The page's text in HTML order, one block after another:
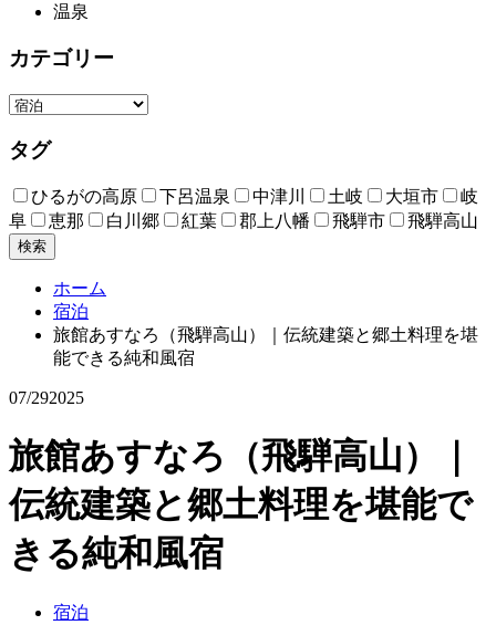
温泉
カテゴリー
タグ
ひるがの高原 下呂温泉 中津川 土岐 大垣市
岐
阜
恵那 白川郷 紅葉 郡上八幡 飛騨市 飛騨高山
検索
ホーム
宿泊
旅館あすなろ（飛騨高山）｜伝統建築と郷土料理を堪
能できる純和風宿
07/292025
旅館あすなろ（飛騨高山）｜
伝統建築と郷土料理を堪能で
きる純和風宿
宿泊